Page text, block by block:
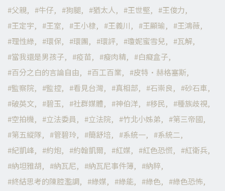
父親
牛仔 狗腿 猶太人 王世堅
王俊力
王定宇
王室 王小棣 王義川 王顯瑜
王鴻薇
理性綠
環保 環團 環評 瓊妮蜜雪兒
瓦解
當我還是男孩子
疫苗 瘦肉精
白癡盒子
百分之白的言論自由
百工百業
皮特·赫格塞斯
監察院
監控 看見台灣 真相部 石崇良
砂石車
破英文
碧玉 社群媒體 神伯洋 移民
種族歧視
空拍機
立法委員 立法院 竹北小姊弟
第三帝國
第五縱隊
管碧玲 簡舒培 系統一
系統二
紀凱峰
約炮 約翰凱爾 紅媒 紅色恐慌
紅衛兵
納坦雅胡
納瓦尼 納瓦尼事件簿
納粹
終結思考的陳腔濫調
綠媒 綠能 綠色
綠色恐怖